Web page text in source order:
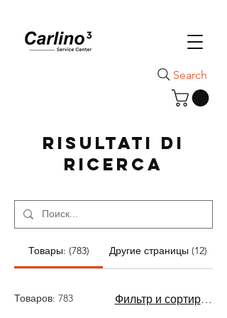
Search
Risultati di
ricerca
Товары: (783) Другие страницы (12)
Товаров: 783 Фильтр и сортировка